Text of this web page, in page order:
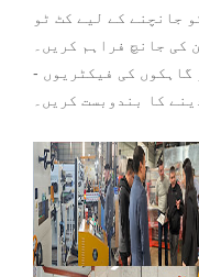
جانچنے کے لیے کٹ ٹو
کی جانچ فراہم کریں۔
- فروخت کے بعد سروس: انجینئرز کو گاہکوں کی فیکٹریوں
کا بندوبست کریں۔